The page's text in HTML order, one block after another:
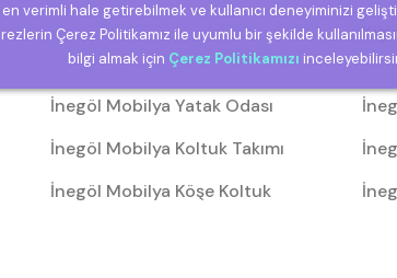
İnegöl Mobilya Yatak Odası
İnegöl Mobilya Koltuk Takımı
İnegöl Mobilya Köşe Koltuk
en verimli hale getirebilmek ve kullanıcı deneyiminizi
Çerez Politikamız ile uyumlu bir şekilde
bilgi almak için Çerez Politikamızı